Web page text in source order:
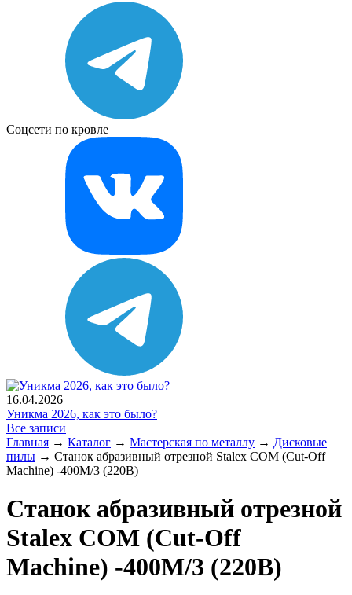
Соцсети по кровле
16.04.2026
Уникма 2026, как это было?
Все записи
Главная → Каталог → Мастерская по металлу → Дисковые
пилы → Станок абразивный отрезной Stalex COM (Cut-Off
Machine) -400M/3 (220В)
Станок абразивный отрезной
Stalex COM (Cut-Off
Machine) -400M/3 (220В)